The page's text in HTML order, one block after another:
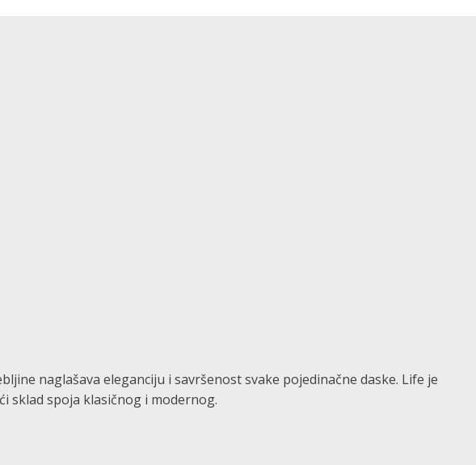
naglašava eleganciju i savršenost svake pojedinačne daske. Life je
sklad spoja klasičnog i modernog.